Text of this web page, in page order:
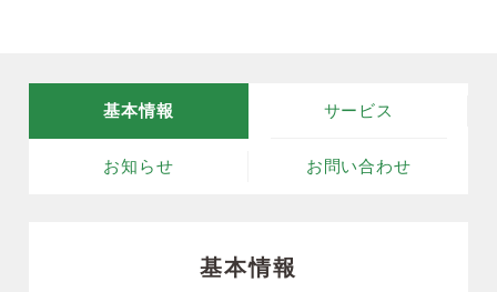
基本情報 サービス
お知らせ お問い合わせ
基本情報